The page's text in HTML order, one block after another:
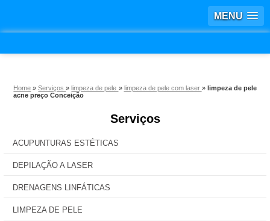
MENU
Home »Serviços»limpeza de pele » limpeza de pele com laser » limpeza de pele
acne preço Conceição
Serviços
ACUPUNTURAS ESTÉTICAS
DEPILAÇÃO A LASER
DRENAGENS LINFÁTICAS
LIMPEZA DE PELE